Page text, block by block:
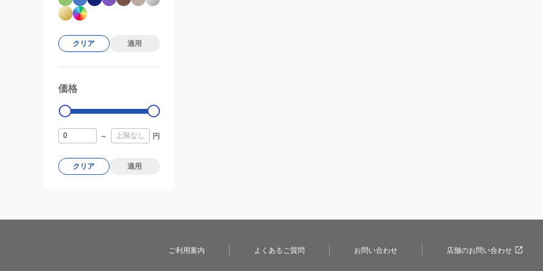
クリア 適用
価格
0
～ 円
クリア 適用
ご利用案内 よくあるご質問 お問い合わせ 店舗のお問い合わせ